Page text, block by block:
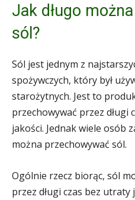
Jak długo
sól?
Sól jest jednym z
spożywczych, który był
starożytnych. Jest to
przechowywać przez długi
jakości. Jednak wiele osób
można przechowywać sól.
Ogólnie rzecz biorąc, sól
przez długi czas bez utraty